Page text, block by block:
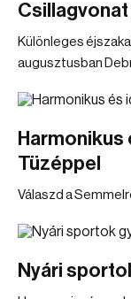
Csillagvonat
Különleges
augusztusban
Harmonikus
Tüzéppel
Válaszd a
Nyári